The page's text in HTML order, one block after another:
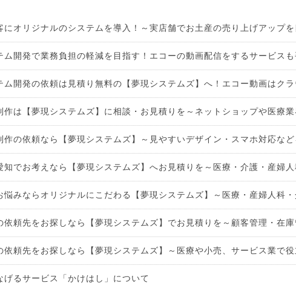
にオリジナルのシステムを導入！～実店舗でお土産の売り上げアップ
ム開発で業務負担の軽減を目指す！エコーの動画配信をするサービスも
ム開発の依頼は見積り無料の【夢現システムズ】へ！エコー動画はクラ
作は【夢現システムズ】に相談・お見積りを～ネットショップや医療
作の依頼なら【夢現システムズ】～見やすいデザイン・スマホ対応など
知でお考えなら【夢現システムズ】へお見積りを～医療・介護・産婦
悩みならオリジナルにこだわる【夢現システムズ】～医療・産婦人科
依頼先をお探しなら【夢現システムズ】でお見積りを～顧客管理・在
依頼先をお探しなら【夢現システムズ】～医療や小売、サービス業で
げるサービス「かけはし」について